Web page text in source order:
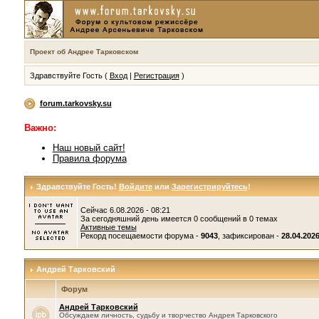
Проект об Андрее Тарковском
Здравствуйте Гость ( Вход| Регистрация)
forum.tarkovsky.su
Важно:
Наш новый сайт!
Правила форума
Здравствуйте Гость! Войдитеили Зарегистрируйтесь!
Сейчас 6.08.2026 - 08:21
За сегодняшний день имеется 0 сообщений в 0 темах
Активные темы
Рекорд посещаемости форума - 9043, зафиксирован -
Андрей Тарковский
Форум
Андрей Тарковский
Обсуждаем личность, судьбу и творчество Андрея Тарковского